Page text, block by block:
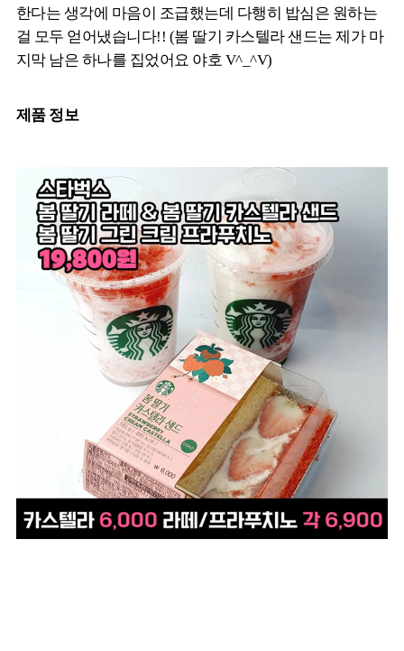
한다는 생각에 마음이 조급했는데 다행히 밥심은 원하는
걸 모두 얻어냈습니다!! (봄 딸기 카스텔라 샌드는 제가 마
지막 남은 하나를 집었어요 야호 V^_^V)
제품 정보